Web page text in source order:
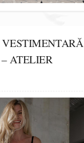
VESTIMENTARĂ
ATELIER